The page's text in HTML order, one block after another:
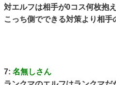
対エルフは相手が0コス何枚抱
こっち側でできる対策より相手
7: 名無しさん